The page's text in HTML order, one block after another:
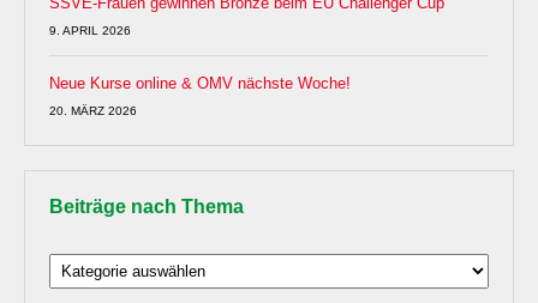
9. APRIL 2026
Neue Kurse online & OMV nächste Woche!
20. MÄRZ 2026
Beiträge nach Thema
Beiträge
nach